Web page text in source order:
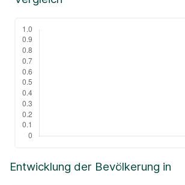
Entwicklung der Bevölkerung in